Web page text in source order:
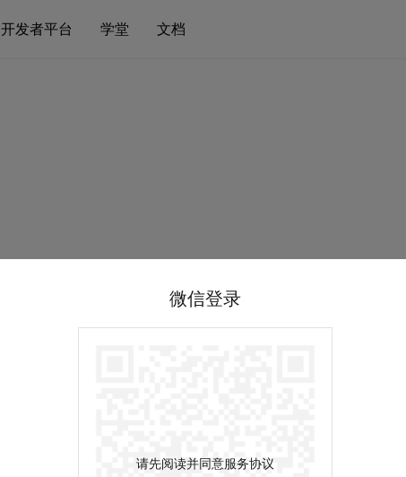
开发者平台 学堂 文档
微信登录
请先阅读并同意服务协议